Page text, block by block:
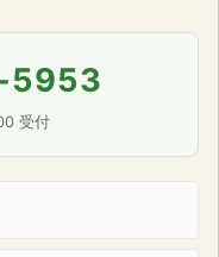
受付